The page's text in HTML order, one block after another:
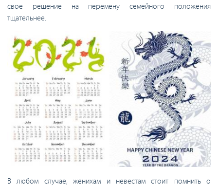
свое решение на перемену семейного положения
тщательнее.
В любом случае, женихам и невестам стоит помнить о